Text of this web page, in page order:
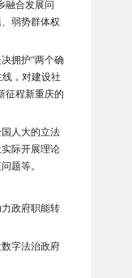
融合发展问
弱势群体权
拥护“两个确
，对建设社
征程新重庆的
人大的立法
际开展理论
题等。
政府职能转
字法治政府